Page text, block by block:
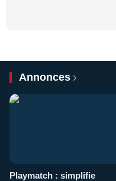
Annonces
Playmatch : simplifie